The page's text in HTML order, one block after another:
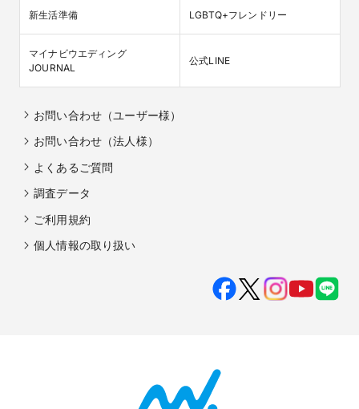
新生活準備 LGBTQ+フレンドリー
マイナビウエディング
JOURNAL
公式LINE
お問い合わせ（ユーザー様）
お問い合わせ（法人様）
よくあるご質問
調査データ
ご利用規約
個人情報の取り扱い